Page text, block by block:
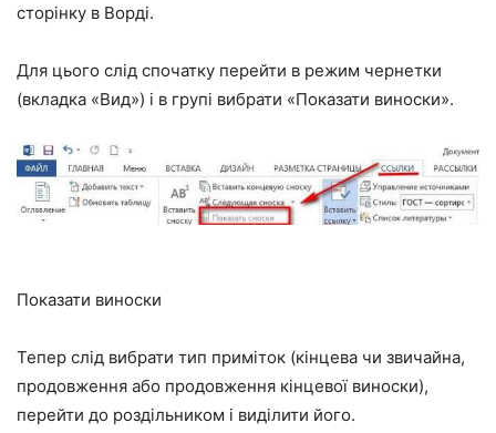
сторінку в Ворді.
Для цього слід спочатку перейти в режим чернетки
(вкладка «Вид») і в групі вибрати «Показати виноски».
Показати виноски
Тепер слід вибрати тип приміток (кінцева чи звичайна,
продовження або продовження кінцевої виноски),
перейти до роздільником і виділити його.